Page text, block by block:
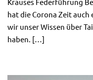
hat die Corona Zeit
wir unser Wissen über
haben. […]